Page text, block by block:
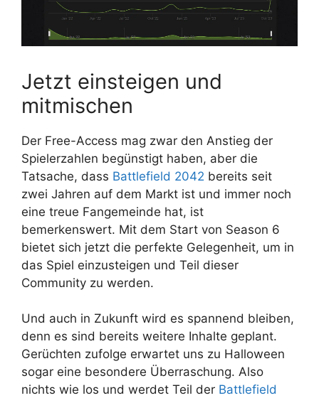
Jetzt einsteigen und
mitmischen
Der Free-Access mag zwar den Anstieg der
Spielerzahlen begünstigt haben, aber die
Tatsache, dass Battlefield 2042 bereits seit
zwei Jahren auf dem Markt ist und immer noch
eine treue Fangemeinde hat, ist
bemerkenswert. Mit dem Start von Season 6
bietet sich jetzt die perfekte Gelegenheit, um in
das Spiel einzusteigen und Teil dieser
Community zu werden.
Und auch in Zukunft wird es spannend bleiben,
denn es sind bereits weitere Inhalte geplant.
Gerüchten zufolge erwartet uns zu Halloween
sogar eine besondere Überraschung. Also
nichts wie los und werdet Teil der Battlefield